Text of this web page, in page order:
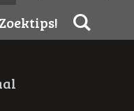
Zoektips!